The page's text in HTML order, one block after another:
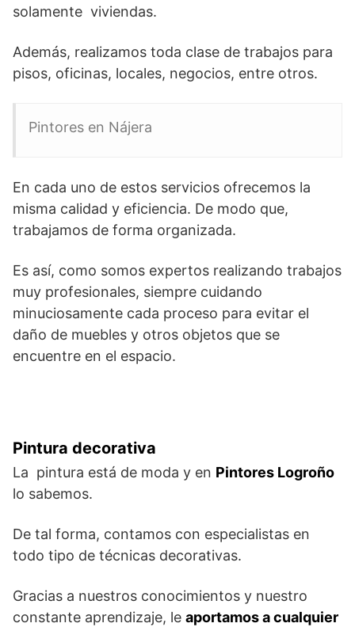
solamente viviendas.
Además, realizamos toda clase de trabajos para
pisos, oficinas, locales, negocios, entre otros.
Pintores en Nájera
En cada uno de estos servicios ofrecemos la
misma calidad y eficiencia. De modo que,
trabajamos de forma organizada.
Es así, como somos expertos realizando trabajos
muy profesionales, siempre cuidando
minuciosamente cada proceso para evitar el
daño de muebles y otros objetos que se
encuentre en el espacio.
Pintura decorativa
La pintura está de moda y en Pintores Logroño
lo sabemos.
De tal forma, contamos con especialistas en
todo tipo de técnicas decorativas.
Gracias a nuestros conocimientos y nuestro
constante aprendizaje, le aportamos a cualquier